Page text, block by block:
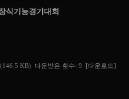
식기능경기대회
KB) 다운받은 횟수: 9 [다운로드]